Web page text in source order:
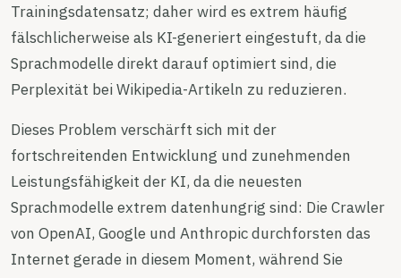
Trainingsdatensatz; daher wird es extrem häufig
fälschlicherweise als KI-generiert eingestuft, da die
Sprachmodelle direkt darauf optimiert sind, die
Perplexität bei Wikipedia-Artikeln zu reduzieren.
Dieses Problem verschärft sich mit der
fortschreitenden Entwicklung und zunehmenden
Leistungsfähigkeit der KI, da die neuesten
Sprachmodelle extrem datenhungrig sind: Die Crawler
von OpenAI, Google und Anthropic durchforsten das
Internet gerade in diesem Moment, während Sie